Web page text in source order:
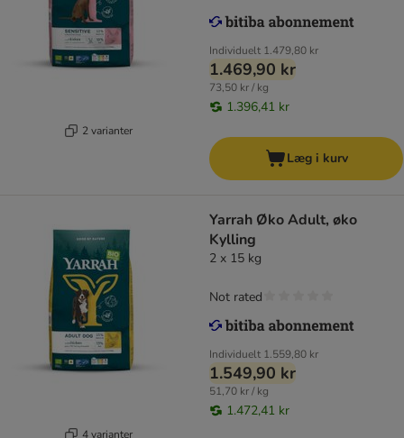
2 varianter
Individuelt 1.479,80 kr
1.469,90 kr
73,50 kr / kg
1.396,41 kr
Læg i kurv
4 varianter
Yarrah Øko Adult, øko
Kylling
2 x 15 kg
Individuelt 1.559,80 kr
1.549,90 kr
51,70 kr / kg
1.472,41 kr
Not rated